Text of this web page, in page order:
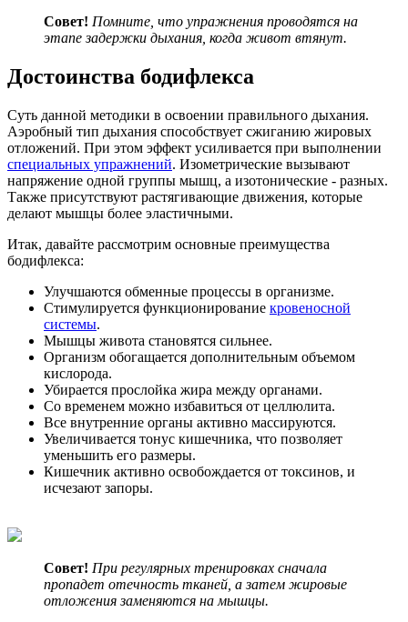
Совет! Помните, что упражнения проводятся на
этапе задержки дыхания, когда живот втянут.
Достоинства бодифлекса
Суть данной методики в освоении правильного дыхания.
Аэробный тип дыхания способствует сжиганию жировых
отложений. При этом эффект усиливается при выполнении
специальных упражнений. Изометрические вызывают
напряжение одной группы мышц, а изотонические - разных.
Также присутствуют растягивающие движения, которые
делают мышцы более эластичными.
Итак, давайте рассмотрим основные преимущества
бодифлекса:
Улучшаются обменные процессы в организме.
Стимулируется функционирование кровеносной
системы.
Мышцы живота становятся сильнее.
Организм обогащается дополнительным объемом
кислорода.
Убирается прослойка жира между органами.
Со временем можно избавиться от целлюлита.
Все внутренние органы активно массируются.
Увеличивается тонус кишечника, что позволяет
уменьшить его размеры.
Кишечник активно освобождается от токсинов, и
исчезают запоры.
Совет! При регулярных тренировках сначала
пропадет отечность тканей, а затем жировые
отложения заменяются на мышцы.